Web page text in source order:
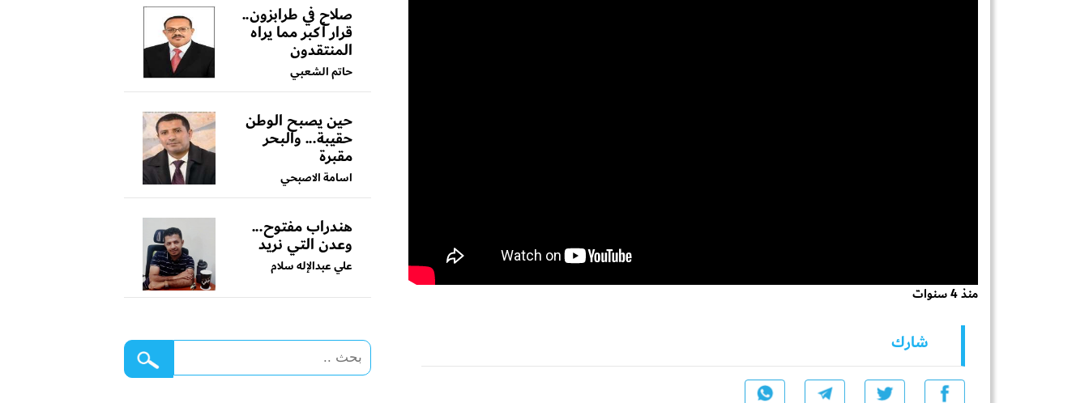
منذ 4 سنوات
شارك
صلاح في طرابزون..
قرار أكبر مما يراه
المنتقدون
حاتم الشعبي
حين يصبح الوطن
حقيبة... والبحر
مقبرة
اسامة الاصبحي
هندراب مفتوح...
وعدن التي نريد
علي عبدالإله سلام